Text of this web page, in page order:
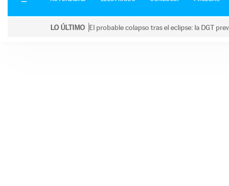
LO ÚLTIMO El probable colapso tras el eclipse: la DGT